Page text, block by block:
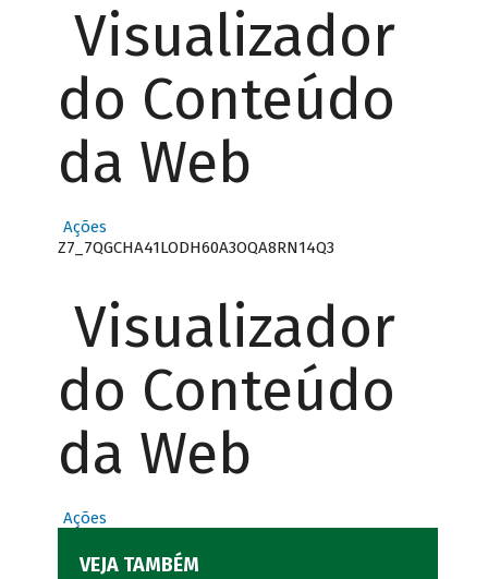
Visualizador
do Conteúdo
da Web
Ações
Z7_7QGCHA41LODH60A3OQA8RN14Q3
Visualizador
do Conteúdo
da Web
Ações
VEJA TAMBÉM